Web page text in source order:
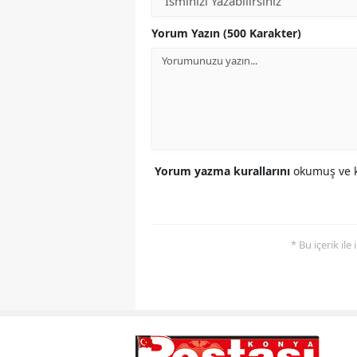
Yorum Yazın (500 Karakter)
Yorum yazma kurallarını okumuş ve
* Bu içerik ile